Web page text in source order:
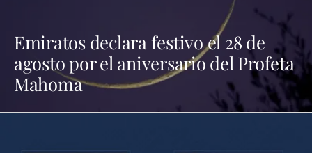
Emiratos declara festivo el 28 de
agosto por el aniversario del Profeta
Mahoma